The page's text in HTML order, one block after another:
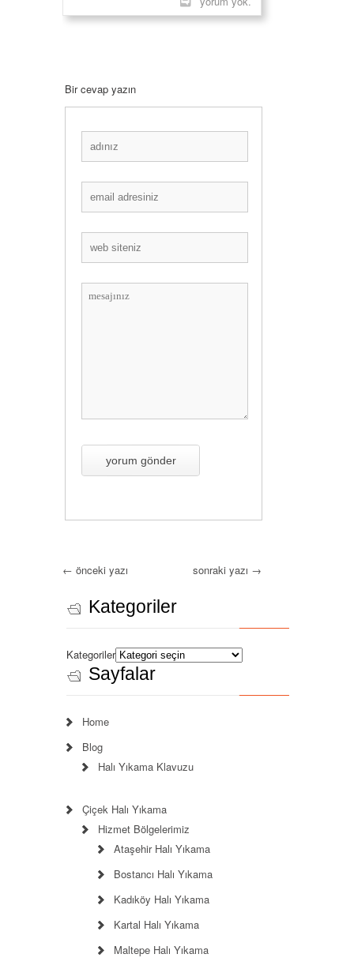
Bir cevap yazın
← önceki yazı sonraki yazı →
Kategoriler
Kategoriler
Sayfalar
Home
Blog
Halı Yıkama Klavuzu
Çiçek Halı Yıkama
Hizmet Bölgelerimiz
Ataşehir Halı Yıkama
Bostancı Halı Yıkama
Kadıköy Halı Yıkama
Kartal Halı Yıkama
Maltepe Halı Yıkama